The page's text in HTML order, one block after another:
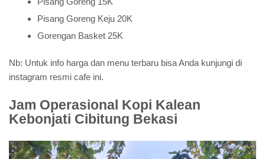
Pisang Goreng Keju 20K
Gorengan Basket 25K
Nb: Untuk info harga dan menu terbaru bisa Anda kunjungi di
instagram resmi cafe ini.
Jam Operasional Kopi Kalean
Kebonjati Cibitung Bekasi